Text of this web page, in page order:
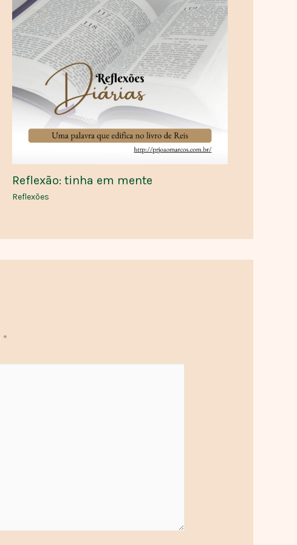
Reflexão: tinha em mente
Reflexões
*